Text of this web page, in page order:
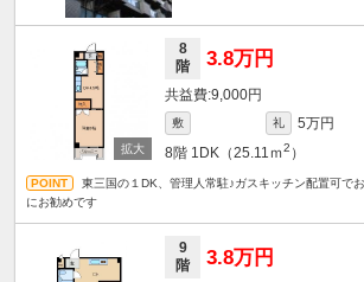
8
階
3.8万円
9,000円
敷 礼
5万円
8階 1DK（25.11ｍ2 ）
東三国の１DK、管理人常駐♪ガスキッチン配置可で
にお勧めです
9
階
3.8万円